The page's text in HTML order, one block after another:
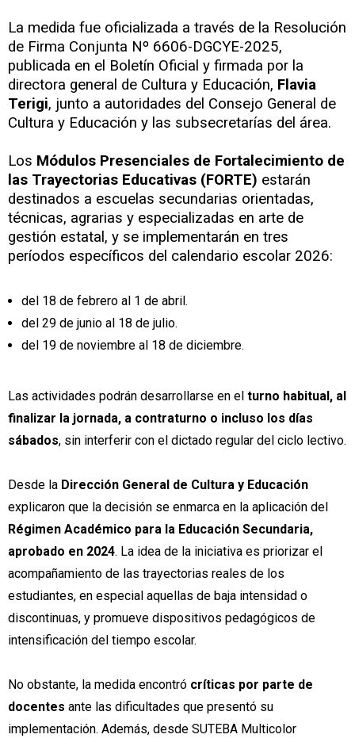
La medida fue oficializada a través de la Resolución
de Firma Conjunta Nº 6606-DGCYE-2025,
publicada en el Boletín Oficial y firmada por la
directora general de Cultura y Educación, Flavia
Terigi, junto a autoridades del Consejo General de
Cultura y Educación y las subsecretarías del área.
Los Módulos Presenciales de Fortalecimiento de
las Trayectorias Educativas (FORTE) estarán
destinados a escuelas secundarias orientadas,
técnicas, agrarias y especializadas en arte de
gestión estatal, y se implementarán en tres
períodos específicos del calendario escolar 2026:
del 18 de febrero al 1 de abril.
del 29 de junio al 18 de julio.
del 19 de noviembre al 18 de diciembre.
Las actividades podrán desarrollarse en el turno habitual, al
finalizar la jornada, a contraturno o incluso los días
sábados, sin interferir con el dictado regular del ciclo lectivo.
Desde la Dirección General de Cultura y Educación
explicaron que la decisión se enmarca en la aplicación del
Régimen Académico para la Educación Secundaria,
aprobado en 2024. La idea de la iniciativa es priorizar el
acompañamiento de las trayectorias reales de los
estudiantes, en especial aquellas de baja intensidad o
discontinuas, y promueve dispositivos pedagógicos de
intensificación del tiempo escolar.
No obstante, la medida encontró críticas por parte de
docentes ante las dificultades que presentó su
implementación. Además, desde SUTEBA Multicolor